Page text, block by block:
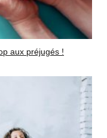
aux préjugés !